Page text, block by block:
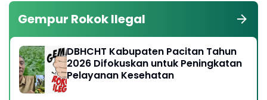
Gempur Rokok Ilegal
DBHCHT Kabupaten Pacitan Tahun
2026 Difokuskan untuk Peningkatan
Pelayanan Kesehatan